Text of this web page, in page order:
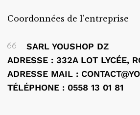
Coordonnées de l'entreprise
SARL YOUSHOP DZ
ADRESSE : 332A LOT LYCÉE,
ADRESSE MAIL :
TÉLÉPHONE : 0558 13 01 81